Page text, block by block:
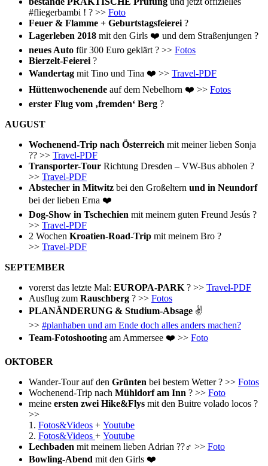
#fliegerbambi ! ? >> Foto
Feuer & Flamme + Geburtstagsfeierei ?
Lagerleben 2018 mit den Girls ❤️ und dem Straßenjungen ?
neues Auto für 300 Euro geklärt ? >> Fotos
Bierzelt-Feierei ?
Wandertag mit Tino und Tina ❤️ >> Travel-PDF
Hüttenwochenende auf dem Nebelhorn ❤️ >> Fotos
erster Flug vom ‚fremden‘ Berg ?
AUGUST
Wochenend-Trip nach Österreich mit meiner lieben Sonja
?? >> Travel-PDF
Transporter-Tour Richtung Dresden – VW-Bus abholen ?
>> Travel-PDF
Abstecher in Mitwitz bei den Großeltern und in Neundorf
bei der lieben Erna ❤️
Dog-Show in Tschechien mit meinem guten Freund Jesús ?
>> Travel-PDF
2 Wochen Kroatien-Road-Trip mit meinem Bro ?
>> Travel-PDF
SEPTEMBER
vorerst das letzte Mal: EUROPA-PARK ? >> Travel-PDF
Ausflug zum Rauschberg ? >> Fotos
PLANÄNDERUNG & Studium-Absage ✌️
>> #planhaben und am Ende doch alles anders machen?
Team-Fotoshooting am Ammersee ❤️ >> Foto
OKTOBER
Wander-Tour auf den Grünten bei bestem Wetter ? >> Fotos
Wochenend-Trip nach Mühldorf am Inn ? >> Foto
meine ersten zwei Hike&Flys mit den Buitre volado locos ?
>>
1. Fotos&Videos + Youtube
2. Fotos&Videos + Youtube
Lechbaden mit meinem lieben Adrian ??‍♂️ >> Foto
Bowling-Abend mit den Girls ❤️